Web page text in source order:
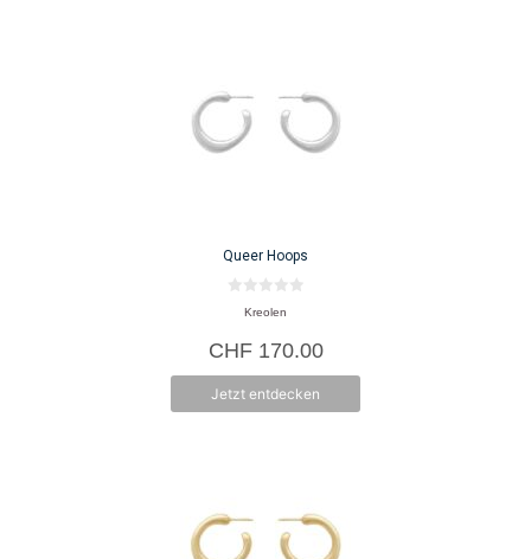
Queer Hoops
n
5
Kreolen
CHF170.00
Jetzt entdecken